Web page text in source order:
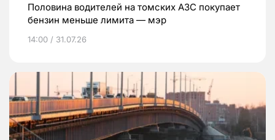
Половина водителей на томских АЗС покупает
бензин меньше лимита — мэр
14:00 / 31.07.26